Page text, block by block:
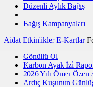
Düzenli Aylık Bağış
Bağış Kampanyaları
Aidat EtkinliklerE-Kartlar
Gönüllü Ol
Karbon Ayak İzi̇
2026 Yılı Ömer
Ardıç Kuşunun